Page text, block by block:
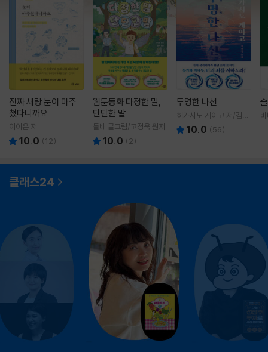
진짜 새랑 눈이 마주
쳤다니까요
이이은 저
10.0 (12)
웹툰동화 다정한 말,
단단한 말
돌배 글그림/고정욱 원저
10.0 ( 2)
투명한 나선
히가시노 게이고 저/김선
영 역10.0 (56)
클래스24